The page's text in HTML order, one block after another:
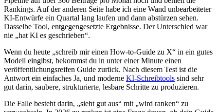
Rankings. Auf der anderen Seite habe ich eine Wand unbearbeiteter
KI-Entwürfe ein Quartal lang laufen und dann abstürzen sehen.
Dasselbe Tool, entgegengesetzte Ergebnisse. Der Unterschied war
nie „hat KI es geschrieben“.
Wenn du heute „schreib mir einen How-to-Guide zu X“ in ein gutes
Modell eingibst, bekommst du in unter einer Minute einen
veröffentlichungsreifen Guide zurück. Nach diesem Test ist die
Antwort ein einfaches Ja, und moderne KI-Schreibtools sind sehr
gut darin, saubere, strukturierte, lesbare Schritte zu produzieren.
Die Falle besteht darin, „sieht gut aus“ mit „wird ranken“ zu